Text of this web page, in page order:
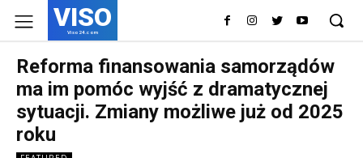
VISO
Viso24.com
Reforma finansowania samorządów
ma im pomóc wyjść z dramatycznej
sytuacji. Zmiany możliwe już od 2025
roku